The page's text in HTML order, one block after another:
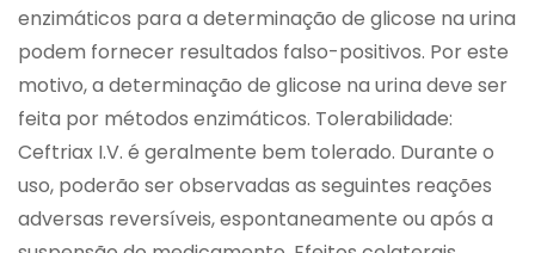
enzimáticos para a determinação de glicose na urina
podem fornecer resultados falso-positivos. Por este
motivo, a determinação de glicose na urina deve ser
feita por métodos enzimáticos. Tolerabilidade:
Ceftriax I.V. é geralmente bem tolerado. Durante o
uso, poderão ser observadas as seguintes reações
adversas reversíveis, espontaneamente ou após a